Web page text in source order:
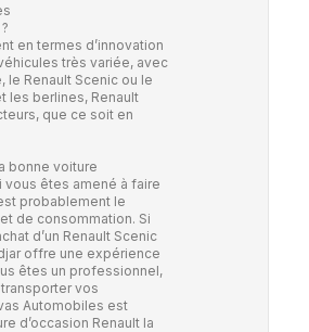
en termes d’innovation
très variée, avec
le Renault Scenic ou le
les berlines, Renault
que ce soit en
bonne voiture
vous êtes amené à faire
probablement le
de consommation. Si
d’un Renault Scenic
offre une expérience
êtes un professionnel,
vos
Automobiles est
d’occasion Renault la